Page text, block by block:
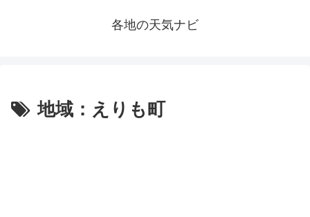
各地の天気ナビ
地域：えりも町